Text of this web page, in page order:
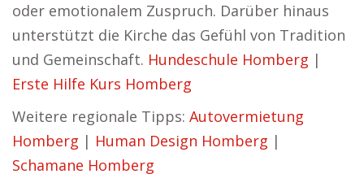
oder emotionalem Zuspruch. Darüber hinaus
unterstützt die Kirche das Gefühl von Tradition
und Gemeinschaft. Hundeschule Homberg |
Erste Hilfe Kurs Homberg
Weitere regionale Tipps: Autovermietung
Homberg | Human Design Homberg |
Schamane Homberg